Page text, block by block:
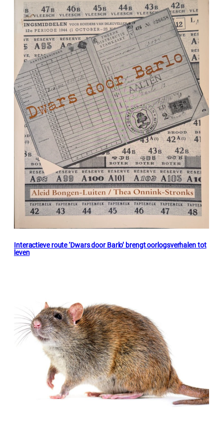
Interactieve route ‘Dwars door Barlo’ brengt oorlogsverhalen tot
leven